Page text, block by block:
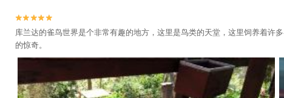


库兰达的雀鸟世界是个非常有趣的地方，这里是鸟类的天堂，这里饲养着许
的惊奇。